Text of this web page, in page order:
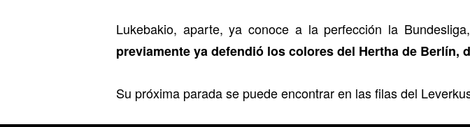
Lukebakio, aparte, ya conoce a la perfección la
previamente ya defendió los colores del Hertha de Berlín,
Su próxima parada se puede encontrar en las filas del